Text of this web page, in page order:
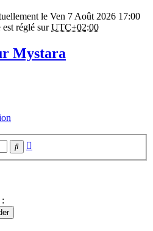
le Ven 7 Août 2026 17:00
réglé surUTC+02:00
Mystara
Rechercher